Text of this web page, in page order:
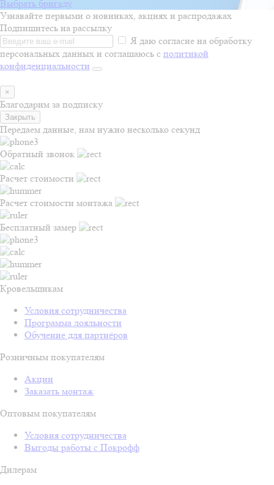
Выбрать бригаду
Узнавайте первыми о новинках, акциях и распродажах
Подпишитесь на рассылку
Я даю согласие на обработку
персональных данных и соглашаюсь с политикой
конфиденциальности
×
Благодарим за подписку
Закрыть
Передаем данные, нам нужно несколько секунд
Обратный звонок
Расчет стоимости
Расчет стоимости монтажа
Бесплатный замер
Кровельщикам
Условия сотрудничества
Программа лояльности
Обучение для партнёров
Розничным покупателям
Акции
Заказать монтаж
Оптовым покупателям
Условия сотрудничества
Выгоды работы с Покрофф
Дилерам